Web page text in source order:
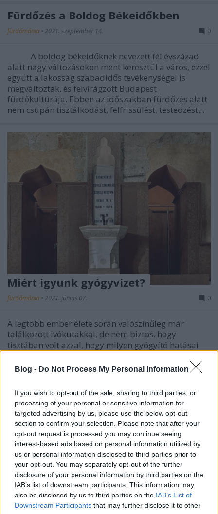
Blog - Do Not Process My Personal Information
If you wish to opt-out of the sale, sharing to third parties, or
processing of your personal or sensitive information for
targeted advertising by us, please use the below opt-out
section to confirm your selection. Please note that after your
opt-out request is processed you may continue seeing
interest-based ads based on personal information utilized by
us or personal information disclosed to third parties prior to
your opt-out. You may separately opt-out of the further
disclosure of your personal information by third parties on the
IAB’s list of downstream participants. This information may
also be disclosed by us to third parties on the IAB’s List of
Downstream Participants that may further disclose it to other
Fürdőzés a Boldog Békeidőkben
fürdőmánia • 2021. szeptember 14. 0
A boldog békeidőknek nevezett fél évszázad
alatt nagy változásokon ment keresztül a város, ezzel
együtt a lakosság szabadidős tevékenységei is
megváltoztak, és felvirágzott Budapest
fürdőkultúrája. Ebben az időszakban fürdőzés alatt
nem csupán tisztálkodást, felfrissülést, testedzést,…
Miért igyunk gyógyvizet?
fürdőmánia • 2021. június 07. 0
A legtöbb ember élete során valószínűleg már
találkozott ivókutakkal, de nem biztos, hogy
tisztában volt azzal, hogy milyen gyógyító hatásai
gondoltak bele, hogy ezek tartós fogyasztása
ivókúra-szerűen mennyire jótékony hatással lehet…